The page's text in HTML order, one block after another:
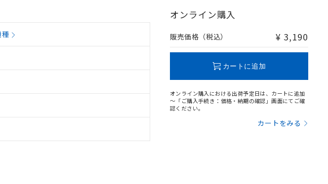
種
オンライン購入
販売価格（税込） ¥ 3,190
カートに追加
オンライン購入における出荷予定日は、カートに追加
～「ご購入手続き：価格・納期の確認」画面にてご確
認ください。
カートをみる